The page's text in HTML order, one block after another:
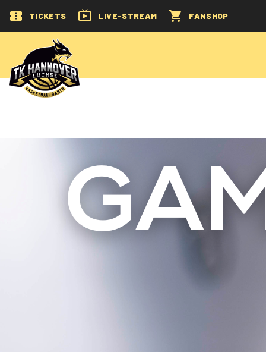
TICKETS LIVE-STREAM FANSHOP